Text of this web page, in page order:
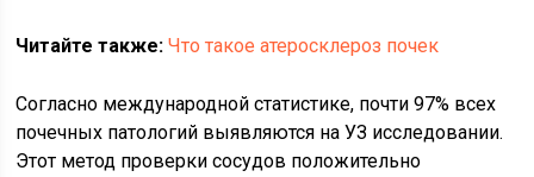
Читайте также: Что такое атеросклероз почек
Согласно международной статистике, почти 97% всех
почечных патологий выявляются на УЗ исследовании.
Этот метод проверки сосудов положительно